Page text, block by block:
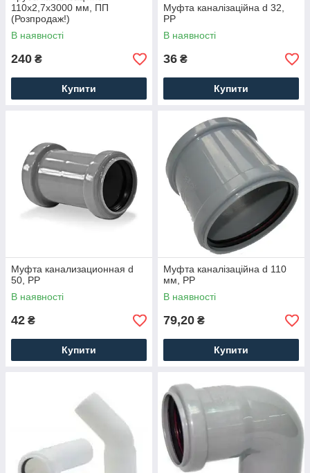
110х2,7x3000 мм, ПП
(Розпродаж!)
В наявності
240 ₴
Купити
Муфта каналізаційна d 32,
PP
В наявності
36 ₴
Купити
Муфта канализационная d
50, PP
В наявності
42 ₴
Купити
Муфта каналізаційна d 110
мм, PP
В наявності
79,20 ₴
Купити